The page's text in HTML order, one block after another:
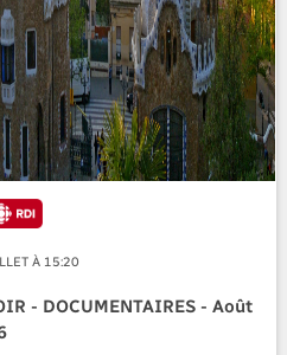
À 15:20
- DOCUMENTAIRES - Août